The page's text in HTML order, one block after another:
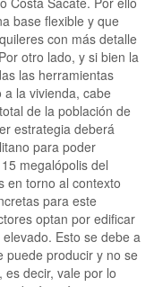
base flexible y que
con más detalle
otro lado, y si bien la
las herramientas
la vivienda, cabe
de la población de
estrategia deberá
para poder
megalópolis del
en torno al contexto
para este
optan por edificar
Esto se debe a
puede producir y no se
decir, vale por lo